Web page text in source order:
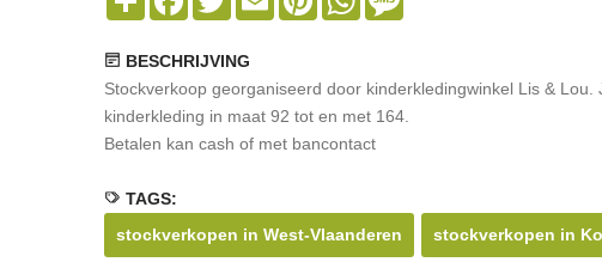
BESCHRIJVING
Stockverkoop georganiseerd door kinderkledingwinkel Lis &
kinderkleding in maat 92 tot en met 164.
Betalen kan cash of met bancontact
TAGS:
stockverkopen in West-Vlaanderen
stockverkopen in